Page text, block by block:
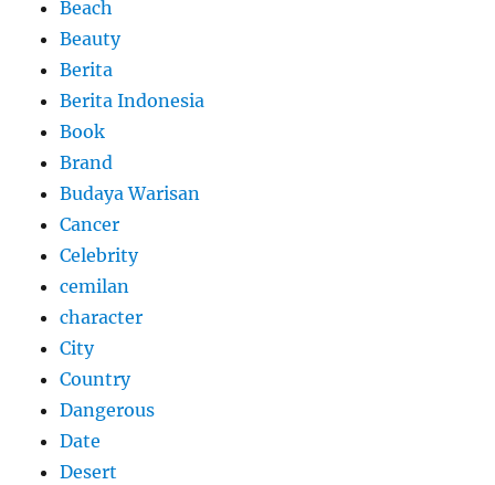
Beach
Beauty
Berita
Berita Indonesia
Book
Brand
Budaya Warisan
Cancer
Celebrity
cemilan
character
City
Country
Dangerous
Date
Desert